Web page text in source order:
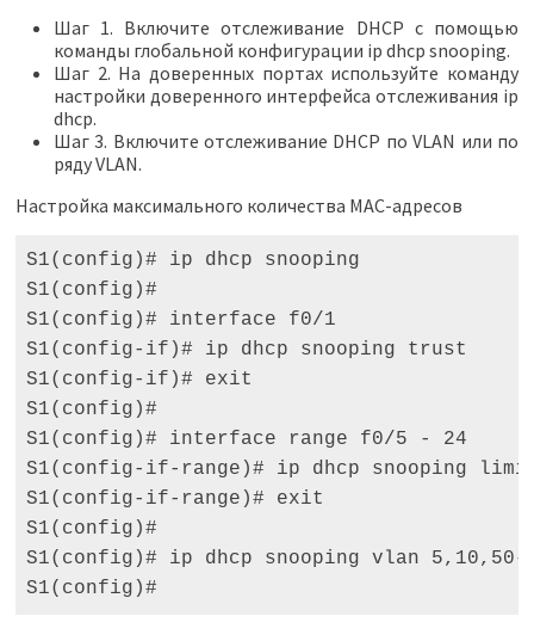
Шаг 1. Включите отслеживание DHCP с помощью
команды глобальной конфигурации ip dhcp snooping.
Шаг 2. На доверенных портах используйте команду
настройки доверенного интерфейса отслеживания ip
dhcp.
Шаг 3. Включите отслеживание DHCP по VLAN или по
ряду VLAN.
Настройка максимального количества MAC-адресов
S1(config)# ip dhcp snooping
S1(config)#
S1(config)# interface f0/1
S1(config-if)# ip dhcp snooping trust
S1(config-if)# exit
S1(config)#
S1(config)# interface range f0/5 - 24
S1(config-if-range)# ip dhcp snooping
S1(config-if-range)# exit
S1(config)#
S1(config)# ip dhcp snooping vlan 5,10,50-
S1(config)#